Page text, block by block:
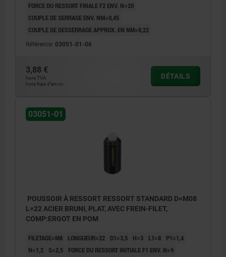
FORCE DU RESSORT FINALE F2 ENV. N=20
COUPLE DE SERRAGE ENV. NM=0,45
COUPLE DE DESSERRAGE APPROX. EN NM=0,22
Référence: 03051-01-06
3,88 €
hors TVA
hors frais d’envoi
DÉTAILS
03051-01
POUSSOIR À RESSORT RESSORT STANDARD D=M08
L=22 ACIER BRUNI, PLAT, AVEC FREIN-FILET,
COMP:ERGOT EN POM
FILETAGE=M8 LONGUEUR=22 D1=3,5 H=3 L1=8
P1=1,4
N=1,2
S=2,5
FORCE DU RESSORT INITIALE F1 ENV. N=9